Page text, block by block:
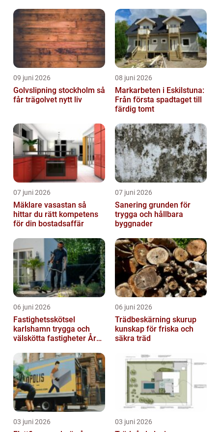
09 juni 2026
Golvslipning stockholm så
får trägolvet nytt liv
08 juni 2026
Markarbeten i Eskilstuna:
Från första spadtaget till
färdig tomt
07 juni 2026
Mäklare vasastan så
hittar du rätt kompetens
för din bostadsaffär
07 juni 2026
Sanering grunden för
trygga och hållbara
byggnader
06 juni 2026
Fastighetsskötsel
karlshamn trygga och
välskötta fastigheter Året
06 juni 2026
Trädbeskärning skurup
kunskap för friska och
säkra träd
03 juni 2026 03 juni 2026